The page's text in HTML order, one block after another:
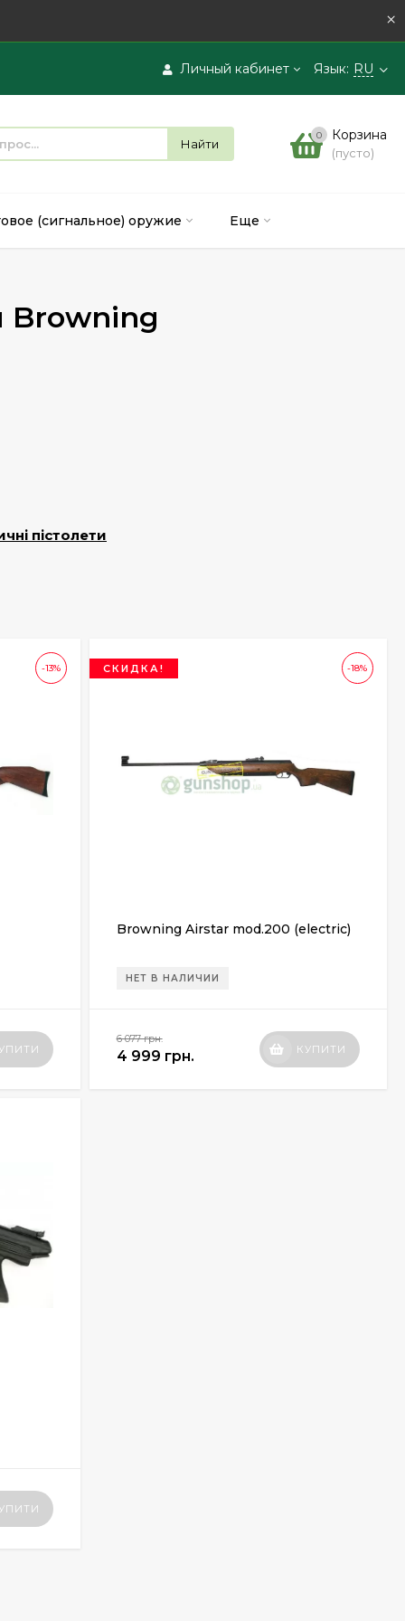
×
Личный кабинет
Вход
Регистрация
Язык: RU
Найти
0 Корзина
(пусто)
(сигнальное) оружие Еще
Browning
пістолети
-13% СКИДКА! -18%
Browning Airstar mod.200 (electric)
НЕТ В НАЛИЧИИ
6 077 грн.
4 999 грн. КУПИТИ